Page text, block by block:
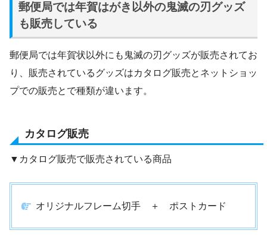
郵便局では年賀はがき以外の鬼滅の刃グッズ
も販売している
郵便局では年賀状以外にも鬼滅の刃グッズが販売されてお
り、販売されているグッズはカタログ販売とネットショッ
プでの販売とで種類が違います。
カタログ販売
▼カタログ販売で販売されている商品
オリジナルフレーム切手 ＋ ポストカード